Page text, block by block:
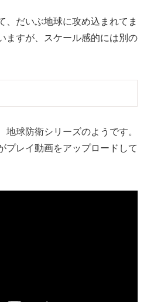
、だいぶ地球に攻め込まれてま
ますが、スケール感的には別の
球防衛シリーズのようです。
プレイ動画をアップロードして